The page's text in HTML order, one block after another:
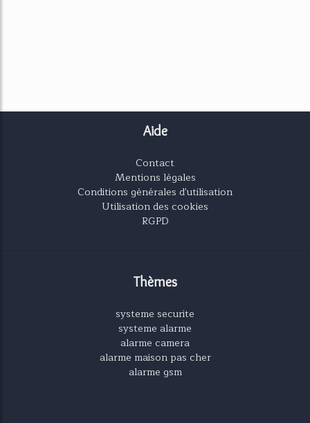
Aide
Contact
Mentions légales
Conditions générales d'utilisation
Utilisation des cookies
RGPD
Thèmes
systeme securite
systeme alarme
alarme camera
alarme maison pas cher
alarme gsm